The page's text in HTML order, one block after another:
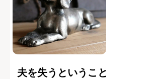
夫を失うということ